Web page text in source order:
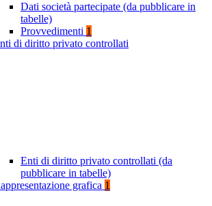
Dati società partecipate (da pubblicare in
tabelle)
Provvedimenti 1
di diritto privato controllati
Enti di diritto privato controllati (da
pubblicare in tabelle)
grafica 1